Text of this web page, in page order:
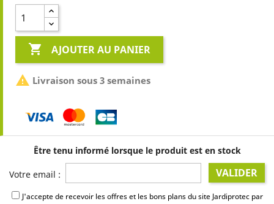
 AJOUTER AU PANIER
 Livraison sous 3 semaines
Être tenu informé lorsque le produit est en stock
Votre email : VALIDER
J'accepte de recevoir les offres et les bons plans du site Jardiprotec par